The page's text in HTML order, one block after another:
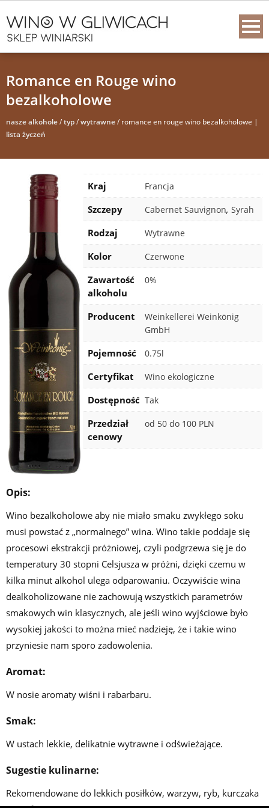
Romance en Rouge wino
bezalkoholowe
nasze alkohole/typ/wytrawne/ romance en rouge wino bezalkoholowe |
lista życzeń
Kraj Francja
Region i
apelacja
Szczepy Cabernet Sauvignon,Syrah
Rodzaj Wytrawne
Kolor Czerwone
Zawartość
alkoholu
0%
Producent
Weinkellerei Weinkönig
GmbH
Rocznik
Pojemność 0.75l
Certyfikat Wino ekologiczne
Dostępność Tak
Przedział
cenowy
od 50 do 100 PLN
Opis:
Wino bezalkoholowe aby nie miało smaku zwykłego soku
musi powstać z „normalnego” wina. Wino takie poddaje się
procesowi ekstrakcji próżniowej, czyli podgrzewa się je do
temperatury 30 stopni Celsjusza w próżni, dzięki czemu w
kilka minut alkohol ulega odparowaniu. Oczywiście wina
dealkoholizowane nie zachowują wszystkich parametrów
smakowych win klasycznych, ale jeśli wino wyjściowe było
wysokiej jakości to można mieć nadzieję, że i takie wino
przyniesie nam sporo zadowolenia.
Aromat:
W nosie aromaty wiśni i rabarbaru.
Smak:
W ustach lekkie, delikatnie wytrawne i odświeżające.
Sugestie kulinarne:
Rekomendowane do lekkich posiłków, warzyw, ryb, kurczaka